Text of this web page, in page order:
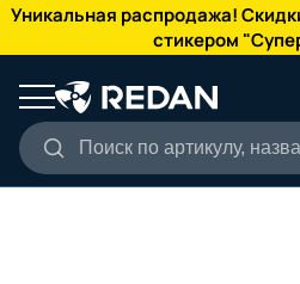
Уникальная распродажа!
стикером
Поиск по артикулу,
КАТАЛОГ